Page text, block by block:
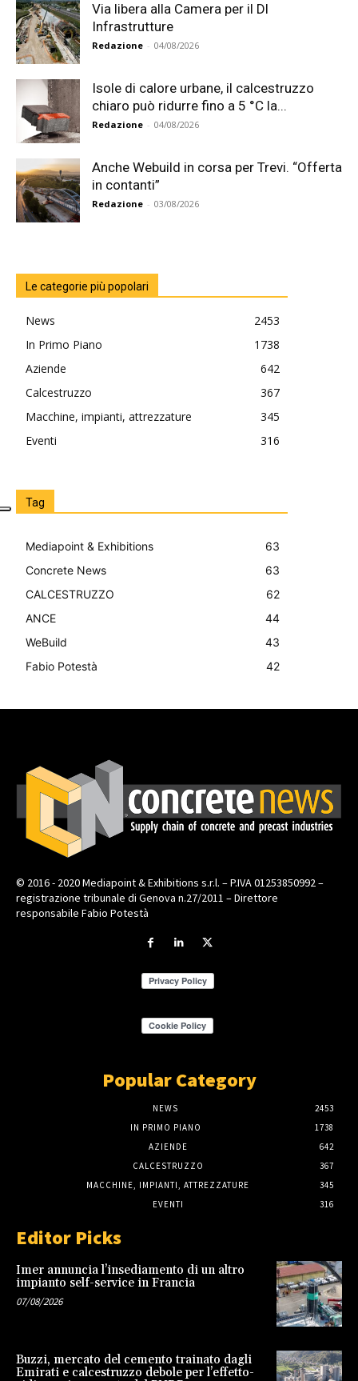
Via libera alla Camera per il Dl
Infrastrutture
Redazione - 04/08/2026
Isole di calore urbane, il calcestruzzo
chiaro può ridurre fino a 5 °C la...
Redazione - 04/08/2026
Anche Webuild in corsa per Trevi. “Offerta
in contanti”
Redazione - 03/08/2026
Le categorie più popolari
News
2453
In Primo Piano
1738
Aziende
642
Calcestruzzo
367
Macchine, impianti, attrezzature
345
Eventi
316
Tag
Mediapoint & Exhibitions
63
Concrete News
63
CALCESTRUZZO
62
ANCE
44
WeBuild
43
Fabio Potestà
42
© 2016 - 2020 Mediapoint & Exhibitions s.r.l. – P.IVA 01253850992 –
registrazione tribunale di Genova n.27/2011 – Direttore
responsabile Fabio Potestà
Popular Category
NEWS
2453
IN PRIMO PIANO
1738
AZIENDE
642
CALCESTRUZZO
367
MACCHINE, IMPIANTI, ATTREZZATURE
345
EVENTI
316
Editor Picks
Imer annuncia l’insediamento di un altro
impianto self-service in Francia
07/08/2026
Buzzi, mercato del cemento trainato dagli
Emirati e calcestruzzo debole per l’effetto-